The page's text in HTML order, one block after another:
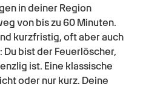
in deiner Region
von bis zu 60 Minuten.
kurzfristig, oft aber auch
bist der Feuerlöscher,
ist. Eine klassische
oder nur kurz. Deine